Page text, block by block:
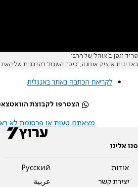
פריד וגפן ב'אוהל' של הרבי
באדיבות איציק אוחנה, 'כיכר השבת' ו'הרבנית של
לקריאת הכתבה באתר באנגלית
הצטרפו לקבוצת
מצאתם טעות או פרסומת לא
פנו אלינו
אודות
יצירת קשר
Pусский
عربية